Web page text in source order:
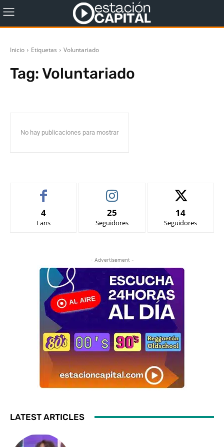
Inicio Etiquetas Voluntariado
Tag: Voluntariado
No hay publicaciones para mostrar
4
Fans
25
Seguidores
14
Seguidores
- Advertisement -
LATEST ARTICLES